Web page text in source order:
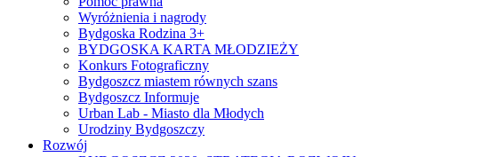
Wyróżnienia i nagrody
Bydgoska Rodzina 3+
BYDGOSKA KARTA MŁODZIEŻY
Konkurs Fotograficzny
Bydgoszcz miastem równych szans
Bydgoszcz Informuje
Urban Lab - Miasto dla Młodych
Urodziny Bydgoszczy
Rozwój